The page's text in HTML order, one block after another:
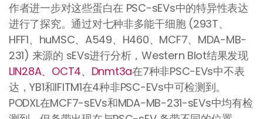
作者进一步对这些蛋白在 PSC-sEVs中的特异性表达
进行了探究。通过对七种非多能干细胞 (293T、
HFF1、huMSC、A549、H460、MCF7、MDA-MB-
231) 来源的 sEVs进行分析，Western Blot结果发现
LIN28A、OCT4、Dnmt3a在7种非PSC-EVs中不表
达，YB1和IFITM1在4种非PSC-EVs中可检测到。
PODXL在MCF7-sEVs和MDA-MB-231-sEVs中均有检